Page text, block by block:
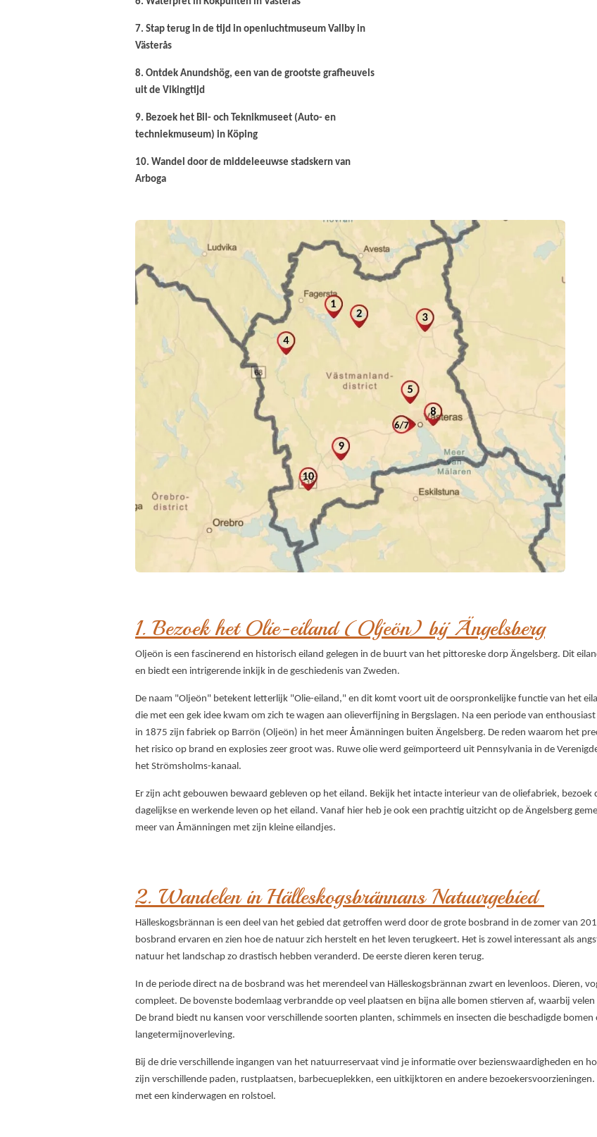
7. Stap terug in de tijd in openluchtmuseum Vallby in
Västerås
8. Ontdek Anundshög, een van de grootste grafheuvels
uit de Vikingtijd
9. Bezoek het Bil- och Teknikmuseet (Auto- en
techniekmuseum) in Köping
10. Wandel door de middeleeuwse stadskern van
Arboga
1. Bezoek het Olie-eiland (Oljeön) bij Ängelsberg
Oljeön is een fascinerend en historisch eiland gelegen in de buurt van het pittoreske dorp Ängelsberg. Dit
en biedt een intrigerende inkijk in de geschiedenis van Zweden.
De naam "Oljeön" betekent letterlijk "Olie-eiland," en dit komt voort uit de oorspronkelijke functie van het
die met een gek idee kwam om zich te wagen aan olieverfijning in Bergslagen. Na een periode van
in 1875 zijn fabriek op Barrön (Oljeön) in het meer Åmänningen buiten Ängelsberg. De reden waarom het
het risico op brand en explosies zeer groot was. Ruwe olie werd geïmporteerd uit Pennsylvania in de
het Strömsholms-kanaal.
Er zijn acht gebouwen bewaard gebleven op het eiland. Bekijk het intacte interieur van de oliefabriek,
dagelijkse en werkende leven op het eiland. Vanaf hier heb je ook een prachtig uitzicht op de Ängelsberg
meer van Åmänningen met zijn kleine eilandjes.
2. Wandelen in Hälleskogsbrännans Natuurgebied
Hälleskogsbrännan is een deel van het gebied dat getroffen werd door de grote bosbrand in de zomer van
bosbrand ervaren en zien hoe de natuur zich herstelt en het leven terugkeert. Het is zowel interessant als
natuur het landschap zo drastisch hebben veranderd. De eerste dieren keren terug.
In de periode direct na de bosbrand was het merendeel van Hälleskogsbrännan zwart en levenloos. Dieren,
compleet. De bovenste bodemlaag verbrandde op veel plaatsen en bijna alle bomen stierven af, waarbij
De brand biedt nu kansen voor verschillende soorten planten, schimmels en insecten die beschadigde
langetermijnoverleving.
Bij de drie verschillende ingangen van het natuurreservaat vind je informatie over bezienswaardigheden en
zijn verschillende paden, rustplaatsen, barbecueplekken, een uitkijktoren en andere
met een kinderwagen en rolstoel.